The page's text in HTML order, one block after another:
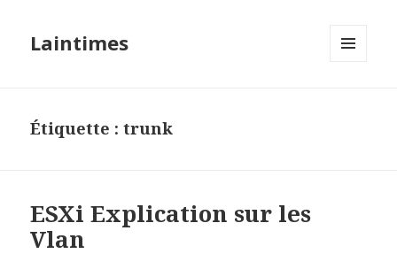
Laintimes
Étiquette :trunk
ESXi Explication sur les
Vlan